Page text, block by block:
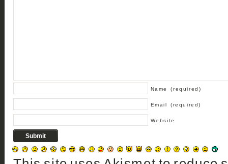
Name (required)
Email (required)
Website